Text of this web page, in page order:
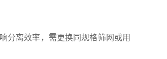
离效率，需更换同规格筛网或用